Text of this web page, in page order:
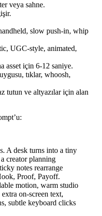
veya sahne.
slow push-in, whip
UGC-style, animated,
asset için 6-12 saniye.
tıklar, whoosh,
tutun ve altyazılar için alan
A desk turns into a tiny
creator planning
notes rearrange
Proof, Payoff.
motion, warm studio
on-screen text,
subtle keyboard clicks